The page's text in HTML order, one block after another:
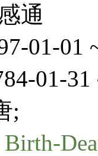
通
01-01
01-
;